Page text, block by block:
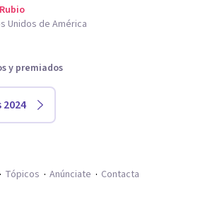
Unidos de América
y premiados
2024
Tópicos Anúnciate Contacta